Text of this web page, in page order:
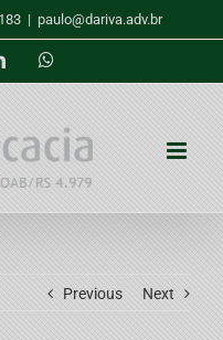
| paulo@dariva.adv.br
LinkedIn
Previous Next